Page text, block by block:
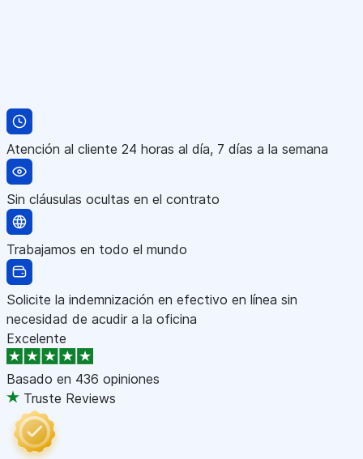
Atención al cliente 24 horas al día, 7 días a la semana
Sin cláusulas ocultas en el contrato
Trabajamos en todo el mundo
Solicite la indemnización en efectivo en línea sin
necesidad de acudir a la oficina
Excelente
Basado en 436 opiniones
Truste Reviews